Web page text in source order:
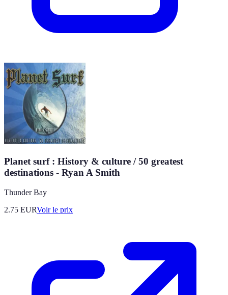
Planet surf : History & culture / 50 greatest
destinations - Ryan A Smith
Thunder Bay
2.75 EURVoir le prix